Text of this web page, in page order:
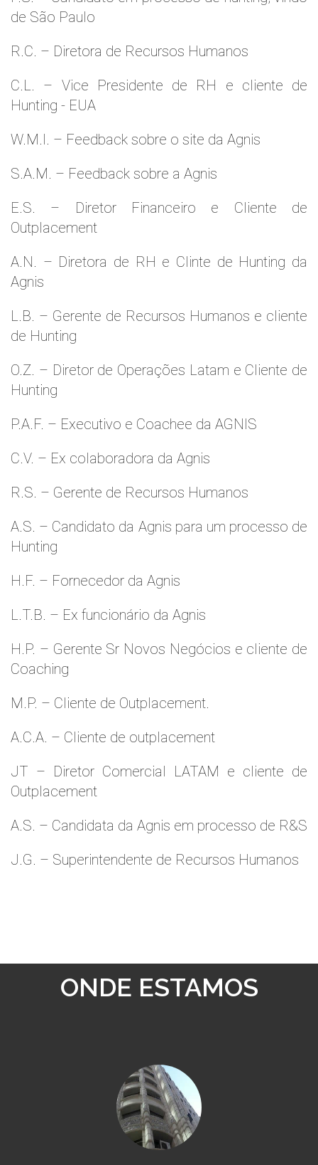
de São Paulo
R.C. – Diretora de Recursos Humanos
C.L. – Vice Presidente de RH e cliente de
Hunting - EUA
W.M.l. – Feedback sobre o site da Agnis
S.A.M. – Feedback sobre a Agnis
E.S. – Diretor Financeiro e Cliente de
Outplacement
A.N. – Diretora de RH e Clinte de Hunting da
Agnis
L.B. – Gerente de Recursos Humanos e cliente
de Hunting
O.Z. – Diretor de Operações Latam e Cliente de
Hunting
P.A.F. – Executivo e Coachee da AGNIS
C.V. – Ex colaboradora da Agnis
R.S. – Gerente de Recursos Humanos
A.S. – Candidato da Agnis para um processo de
Hunting
H.F. – Fornecedor da Agnis
L.T.B. – Ex funcionário da Agnis
H.P. – Gerente Sr Novos Negócios e cliente de
Coaching
M.P. – Cliente de Outplacement.
A.C.A. – Cliente de outplacement
JT – Diretor Comercial LATAM e cliente de
Outplacement
A.S. – Candidata da Agnis em processo de R&S
J.G. – Superintendente de Recursos Humanos
ONDE ESTAMOS